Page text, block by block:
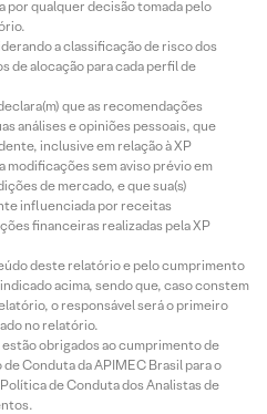
por qualquer decisão tomada pelo
a classificação de risco dos
de alocação para cada perfil de
que as recomendações
análises e opiniões pessoais, que
inclusive em relação à XP
modificações sem aviso prévio em
de mercado, e que sua(s)
influenciada por receitas
financeiras realizadas pela XP
deste relatório e pelo cumprimento
acima, sendo que, caso constem
o responsável será o primeiro
no relatório.
obrigados ao cumprimento de
Conduta da APIMEC Brasil para o
de Conduta dos Analistas de